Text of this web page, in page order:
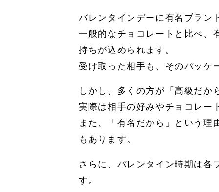
バレンタインデーに有名ブラン
一般的なチョコレートと比べ、
持ちが込められます。
受け取った相手も、そのパッケ
しかし、多くの方が「高級だか
実際は相手の好みやチョコレー
また、「有名だから」という理
もあります。
さらに、バレンタイン時期は各
す。